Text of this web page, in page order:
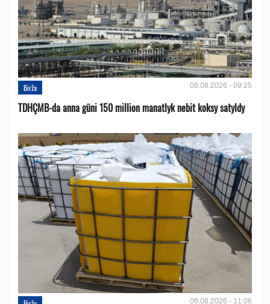
Birža 08.08.2026 - 09:25
TDHÇMB-da anna güni 150 million manatlyk nebit koksy satyldy
06.08.2026 - 11:06